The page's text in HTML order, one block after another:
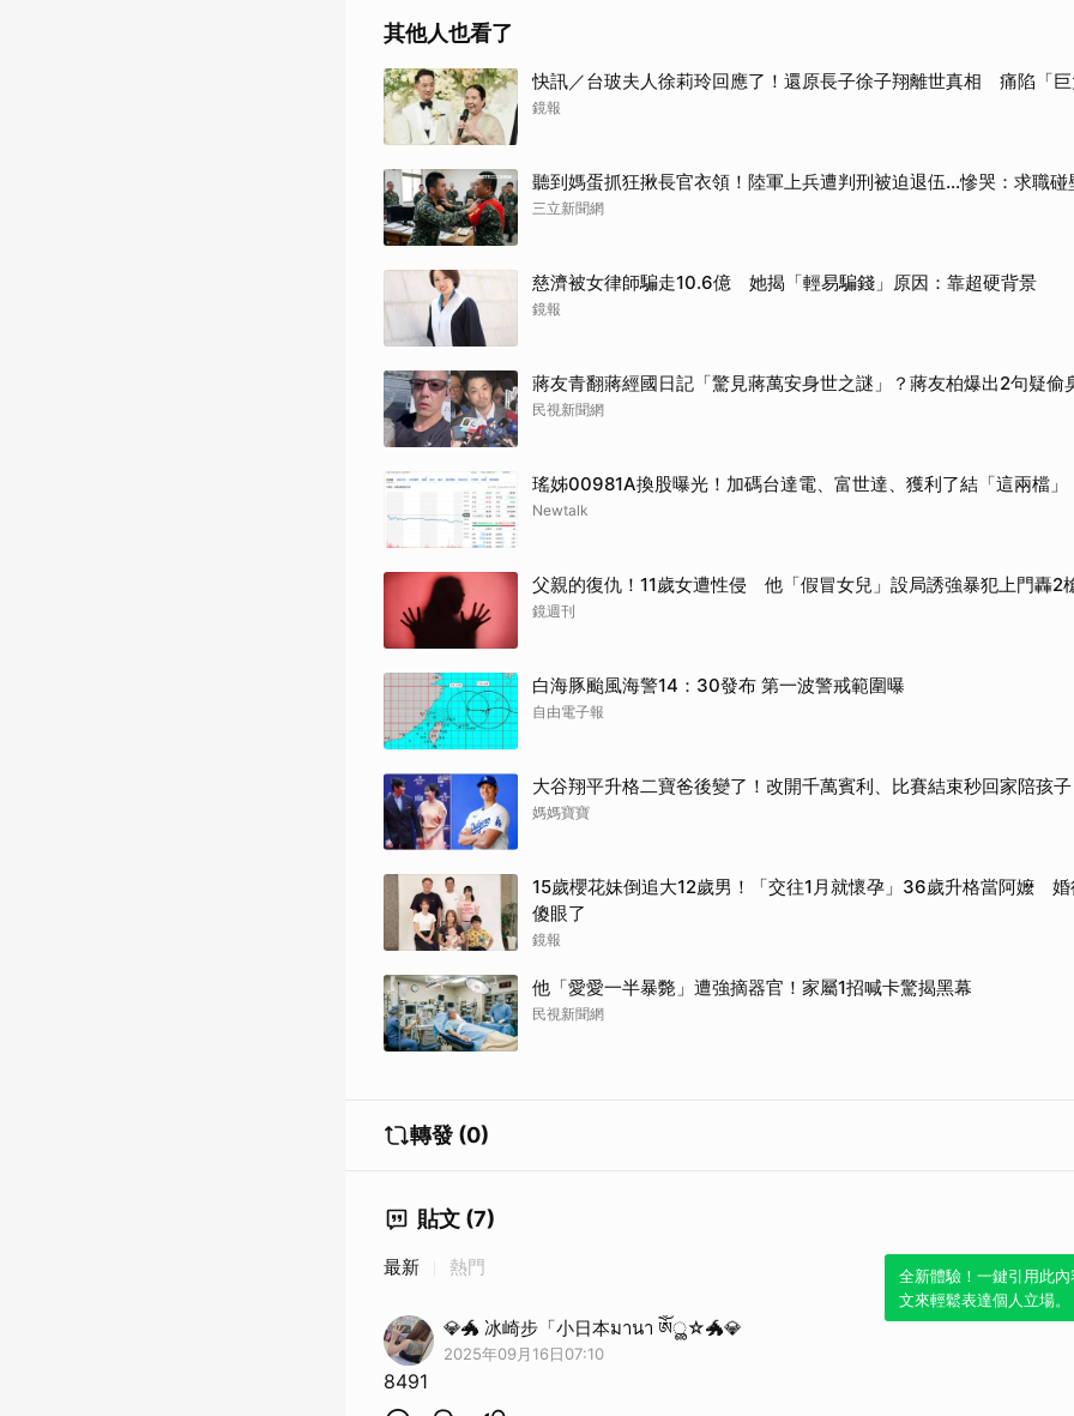
其他人也看了
快訊／台玻夫人徐莉玲回應了！還原長子徐子翔離世真相 痛陷「
鏡報
聽到媽蛋抓狂揪長官衣領！陸軍上兵遭判刑被迫退伍…慘哭：求職碰
三立新聞網
慈濟被女律師騙走10.6億 她揭「輕易騙錢」原因：靠超硬背景
鏡報
蔣友青翻蔣經國日記「驚見蔣萬安身世之謎」？蔣友柏爆出2句疑偷
民視新聞網
瑤姊00981A換股曝光！加碼台達電、富世達、獲利了結「這兩檔」
Newtalk
父親的復仇！11歲女遭性侵 他「假冒女兒」設局誘強暴犯上門轟2
鏡週刊
白海豚颱風海警14：30發布 第一波警戒範圍曝
自由電子報
大谷翔平升格二寶爸後變了！改開千萬賓利、比賽結束秒回家陪孩
媽媽寶寶
15歲櫻花妹倒追大12歲男！「交往1月就懷孕」36歲升格當阿嬤
傻眼了
鏡報
他「愛愛一半暴斃」遭強摘器官！家屬1招喊卡驚揭黑幕
民視新聞網
轉發 (0)
貼文 (7)
全新體驗！一鍵引用此
文來輕鬆表達個人立場。
最新 熱門
💎🐲 冰崎步「小日本มานา ༀൢ☆🐲💎
2025年09月16日07:10
8491